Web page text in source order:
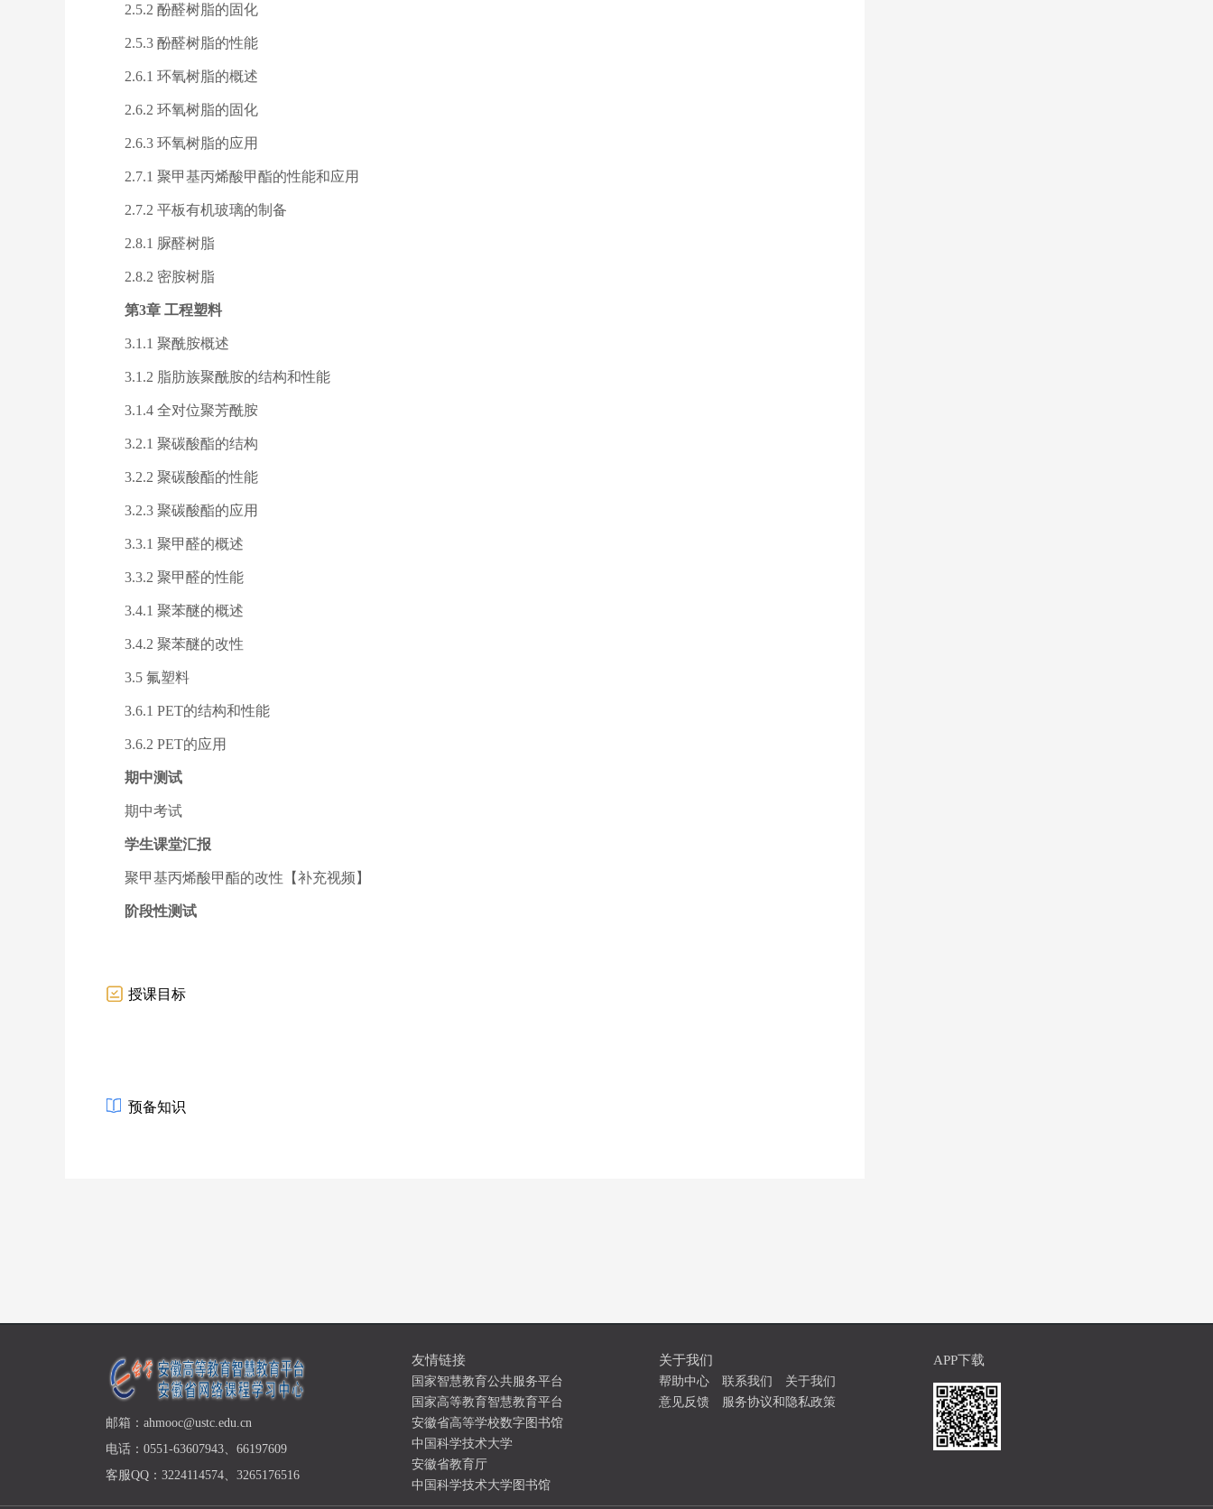
2.5.2 酚醛树脂的固化
2.5.3 酚醛树脂的性能
2.6.1 环氧树脂的概述
2.6.2 环氧树脂的固化
2.6.3 环氧树脂的应用
2.7.1 聚甲基丙烯酸甲酯的性能和应用
2.7.2 平板有机玻璃的制备
2.8.1 脲醛树脂
2.8.2 密胺树脂
第3章 工程塑料
3.1.1 聚酰胺概述
3.1.2 脂肪族聚酰胺的结构和性能
3.1.4 全对位聚芳酰胺
3.2.1 聚碳酸酯的结构
3.2.2 聚碳酸酯的性能
3.2.3 聚碳酸酯的应用
3.3.1 聚甲醛的概述
3.3.2 聚甲醛的性能
3.4.1 聚苯醚的概述
3.4.2 聚苯醚的改性
3.5 氟塑料
3.6.1 PET的结构和性能
3.6.2 PET的应用
期中测试
期中考试
学生课堂汇报
聚甲基丙烯酸甲酯的改性【补充视频】
阶段性测试
授课目标
预备知识
邮箱：ahmooc@ustc.edu.cn
电话：0551-63607943、66197609
客服QQ：3224114574、3265176516
友情链接
国家智慧教育公共服务平台
国家高等教育智慧教育平台
安徽省高等学校数字图书馆
中国科学技术大学
安徽省教育厅
中国科学技术大学图书馆
关于我们
帮助中心 联系我们
关于我们
意见反馈
服务协议和隐私政策
APP下载